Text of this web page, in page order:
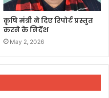
कृषि मंत्री ने दिए रिपोर्ट प्रस्तुत
करने के निर्देश
May 2, 2026